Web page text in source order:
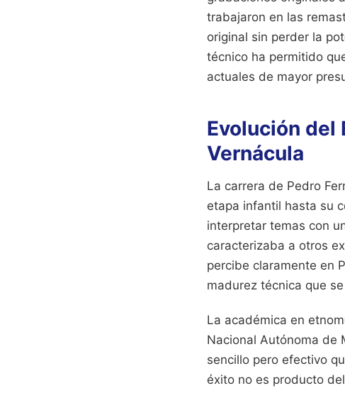
trabajaron en las
original sin perder la
técnico ha permitido
actuales de mayor
Evolución del
Vernácula
La carrera de Pedro
etapa infantil hasta su
interpretar temas con
caracterizaba a otros
percibe claramente en
madurez técnica que
La académica en
Nacional Autónoma de
sencillo pero efectivo
éxito no es producto